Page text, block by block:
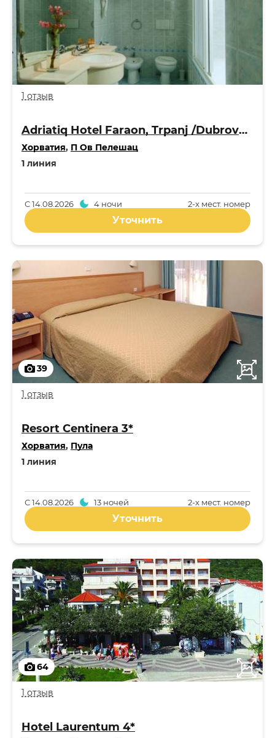
1 отзыв
Adriatiq Hotel Faraon, Trpanj /Dubrovnik-Neretva County 3*
Хорватия, П Ов Пелешац
1 линия
2-x мест. номер
С14.08.2026 4 ночи
Уточнить
39
1 отзыв
Resort Centinera 3*
Хорватия, Пула
1 линия
2-x мест. номер
С14.08.2026 13 ночей
Уточнить
64
1 отзыв
Hotel Laurentum 4*